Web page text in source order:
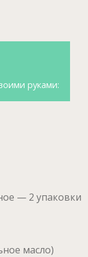
руками:
— 2 упаковки
масло)